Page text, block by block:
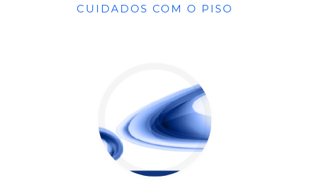
CUIDADOS COM O PISO